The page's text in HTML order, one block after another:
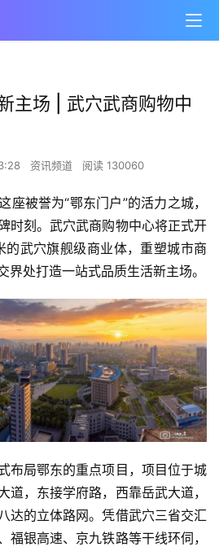
主场 | 武穴武商购物中
资讯频道 阅读 130060
座被誉为“鄂东门户”的活力之城，
时刻。武穴武商购物中心将正式开
武穴旗舰级商业体，重塑城市商
界处打造一站式品质生活新主场。
布局鄂东的重点项目，项目位于城
道，东接学府路，西靠岳武大道，
达的立体路网。凭借武穴三省交汇
福银高速、京九铁路等干线环伺，